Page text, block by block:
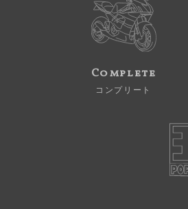
Complete
コンプリート